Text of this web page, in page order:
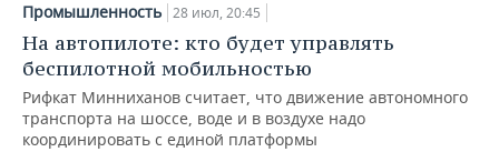
Промышленность 28 июл, 20:45
На автопилоте: кто будет управлять
беспилотной мобильностью
Рифкат Минниханов считает, что движение автономного
транспорта на шоссе, воде и в воздухе надо
координировать с единой платформы